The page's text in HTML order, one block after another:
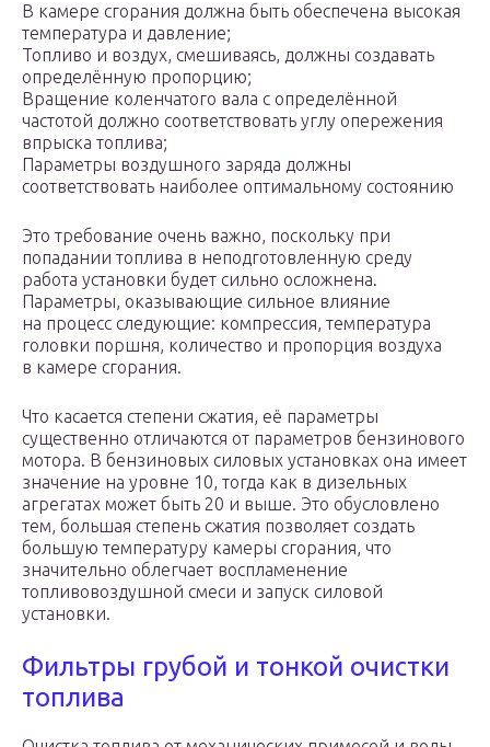
В камере сгорания должна быть обеспечена высокая
температура и давление;
Топливо и воздух, смешиваясь, должны создавать
определённую пропорцию;
Вращение коленчатого вала с определённой
частотой должно соответствовать углу опережения
впрыска топлива;
Параметры воздушного заряда должны
соответствовать наиболее оптимальному состоянию
Это требование очень важно, поскольку при
попадании топлива в неподготовленную среду
работа установки будет сильно осложнена.
Параметры, оказывающие сильное влияние
на процесс следующие: компрессия, температура
головки поршня, количество и пропорция воздуха
в камере сгорания.
Что касается степени сжатия, её параметры
существенно отличаются от параметров бензинового
мотора. В бензиновых силовых установках она имеет
значение на уровне 10, тогда как в дизельных
агрегатах может быть 20 и выше. Это обусловлено
тем, большая степень сжатия позволяет создать
большую температуру камеры сгорания, что
значительно облегчает воспламенение
топливовоздушной смеси и запуск силовой
установки.
Фильтры грубой и тонкой очистки
топлива